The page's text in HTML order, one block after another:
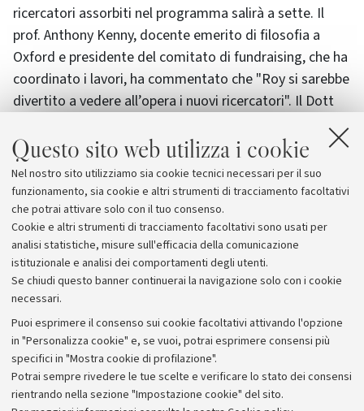
Questo sito web utilizza i cookie
Nel nostro sito utilizziamo sia cookie tecnici necessari per il suo
funzionamento, sia cookie e altri strumenti di tracciamento facoltativi
che potrai attivare solo con il tuo consenso.
Cookie e altri strumenti di tracciamento facoltativi sono usati per
analisi statistiche, misure sull'efficacia della comunicazione
istituzionale e analisi dei comportamenti degli utenti.
Se chiudi questo banner continuerai la navigazione solo con i cookie
necessari.
Puoi esprimere il consenso sui cookie facoltativi attivando l'opzione
in "Personalizza cookie" e, se vuoi, potrai esprimere consensi più
specifici in "Mostra cookie di profilazione".
Potrai sempre rivedere le tue scelte e verificare lo stato dei consensi
rientrando nella sezione "Impostazione cookie" del sito.
ricercatori assorbiti nel programma salirà a sette. Il
prof. Anthony Kenny, docente emerito di filosofia a
Oxford e presidente del comitato di fundraising, che ha
coordinato i lavori, ha commentato che "Roy si sarebbe
divertito a vedere all’opera i nuovi ricercatori". Il Dott
infine concluso che "Europaeum e tutti i relativi membri
sono fieri essere parte di unprogetto che promuove
l’integrazione europea, favorendo la mobilità e le
idee dei giovani".
Archivio
Comunicati stampa
Redazione
Rassegna stampa